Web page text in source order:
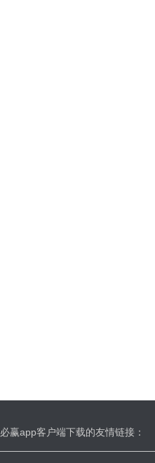
必赢app客户端下载的友情链接：